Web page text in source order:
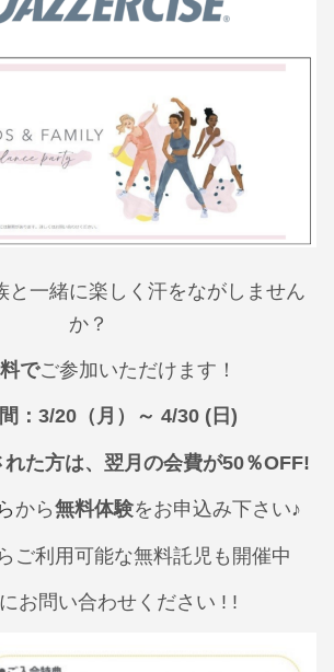
と一緒に楽しく汗をながしません
か？
でご参加いただけます！
：3/20（月）～ 4/30 (日)
た方は、翌月の会費が50％OFF!
から無料体験をお申込み下さい♪
ご利用可能な無料託児も開催中
お問い合わせください ! !